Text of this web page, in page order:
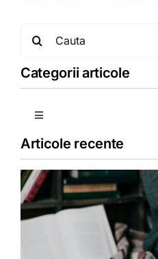
Categorii articole
Toggle
Copii
Detoxifiere
Articole recente